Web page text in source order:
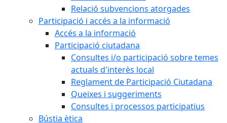
Relació subvencions atorgades
Participació i accés a la informació
Accés a la informació
Participació ciutadana
Consultes i/o participació sobre temes
actuals d'interès local
Reglament de Participació Ciutadana
Queixes i suggeriments
Consultes i processos participatius
Bústia ètica